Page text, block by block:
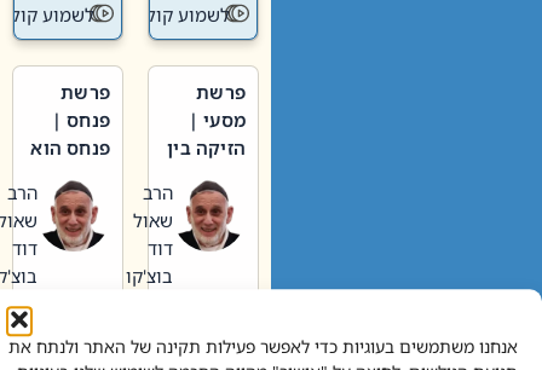
אנחנו משתמשים בעוגיות כדי לאפשר פעילות תקינה של האתר ולנתח את
לשמוע קול תורה – מדרש
לשמוע קול
פרשת
מסעי |
הזיקה בין
הגדול לעם הרב
שאול
דוד
בוצ'קו
לשמוע קול תורה – מדרש
פרשת
פנחס |
פנחס הוא
אליהו: בין
קנאות
הורסת
לקנאות
בונה
הרב
שאול
דוד
בוצ'קו
לשמוע קול